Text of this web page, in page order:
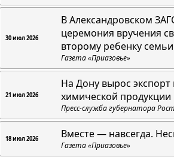
30 июл 2026
В Александровском
церемония вручения
второму ребенку
Газета «Приазовье»
21 июл 2026
На Дону вырос
химической продукции
Пресс-служба губернатора
18 июл 2026 Вместе — навсегда.
Газета «Приазовье»